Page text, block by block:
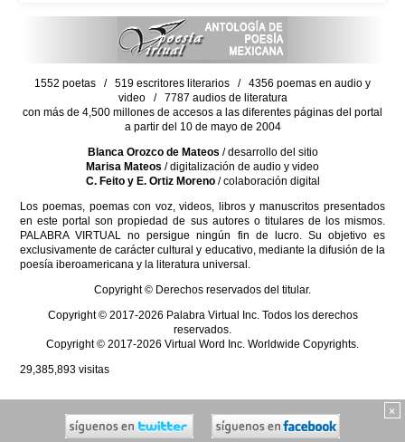
×
1552 poetas / 519 escritores literarios / 4356 poemas en audio y
video / 7787 audios de literatura
con más de 4,500 millones de accesos a las diferentes páginas del portal
a partir del 10 de mayo de 2004
Blanca Orozco de Mateos / desarrollo del sitio
Marisa Mateos / digitalización de audio y video
C. Feito y E. Ortiz Moreno/ colaboración digital
Los poemas, poemas con voz, videos, libros y manuscritos presentados
en este portal son propiedad de sus autores o titulares de los mismos.
PALABRA VIRTUAL no persigue ningún fin de lucro. Su objetivo es
exclusivamente de carácter cultural y educativo, mediante la difusión de la
poesía iberoamericana y la literatura universal.
Copyright © Derechos reservados del titular.
Copyright © 2017-2026 Palabra Virtual Inc. Todos los derechos
reservados.
Copyright © 2017-2026 Virtual Word Inc. Worldwide Copyrights.
29,385,893 visitas